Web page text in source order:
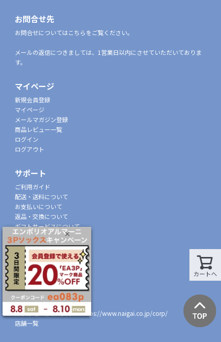
カートへ
お問合せ先
お問合せについてはこちらをご覧ください。
メールの返信につきましては、1営業日以内にさせていただいておりま
す。
マイページ
新規会員登録
マイページ
メールマガジン登録
商品レビュー一覧
ログイン
ログアウト
サポート
ご利用ガイド
配送・送料について
お支払いについて
返品・交換について
ギフトサービスについて
特定商取引法に基づく表示
個人情報の取扱
会社概要
株式会社ナイガイ
(東証スタンダード市場上場)
107-0052
東京都港区赤坂7丁目8-5https://www.naigai.co.jp/corp/
店舗一覧